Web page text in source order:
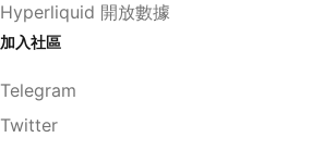
Hyperliquid 開放數據
加入社區
Telegram
Twitter